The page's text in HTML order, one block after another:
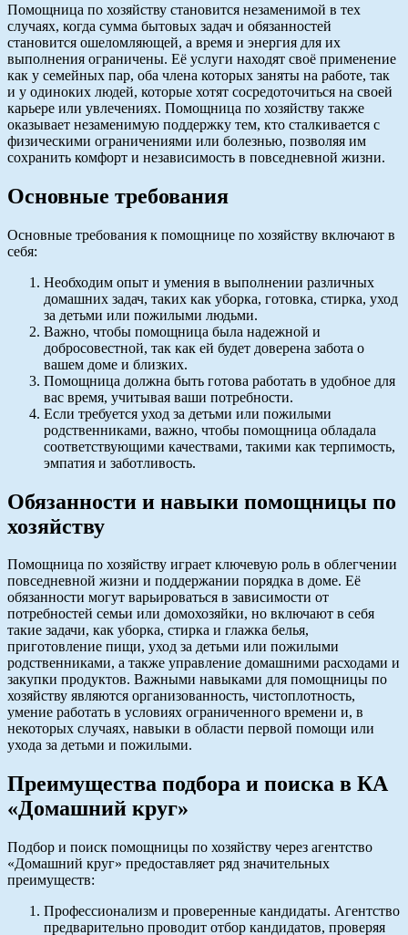
Помощница по хозяйству становится незаменимой в тех
случаях, когда сумма бытовых задач и обязанностей
становится ошеломляющей, а время и энергия для их
выполнения ограничены. Её услуги находят своё применение
как у семейных пар, оба члена которых заняты на работе, так
и у одиноких людей, которые хотят сосредоточиться на своей
карьере или увлечениях. Помощница по хозяйству также
оказывает незаменимую поддержку тем, кто сталкивается с
физическими ограничениями или болезнью, позволяя им
сохранить комфорт и независимость в повседневной жизни.
Основные требования
Основные требования к помощнице по хозяйству включают в
себя:
Необходим опыт и умения в выполнении различных
домашних задач, таких как уборка, готовка, стирка, уход
за детьми или пожилыми людьми.
Важно, чтобы помощница была надежной и
добросовестной, так как ей будет доверена забота о
вашем доме и близких.
Помощница должна быть готова работать в удобное для
вас время, учитывая ваши потребности.
Если требуется уход за детьми или пожилыми
родственниками, важно, чтобы помощница обладала
соответствующими качествами, такими как терпимость,
эмпатия и заботливость.
Обязанности и навыки помощницы по
хозяйству
Помощница по хозяйству играет ключевую роль в облегчении
повседневной жизни и поддержании порядка в доме. Её
обязанности могут варьироваться в зависимости от
потребностей семьи или домохозяйки, но включают в себя
такие задачи, как уборка, стирка и глажка белья,
приготовление пищи, уход за детьми или пожилыми
родственниками, а также управление домашними расходами и
закупки продуктов. Важными навыками для помощницы по
хозяйству являются организованность, чистоплотность,
умение работать в условиях ограниченного времени и, в
некоторых случаях, навыки в области первой помощи или
ухода за детьми и пожилыми.
Преимущества подбора и поиска в КА
«Домашний круг»
Подбор и поиск помощницы по хозяйству через агентство
«Домашний круг» предоставляет ряд значительных
преимуществ:
Профессионализм и проверенные кандидаты. Агентство
предварительно проводит отбор кандидатов, проверяя